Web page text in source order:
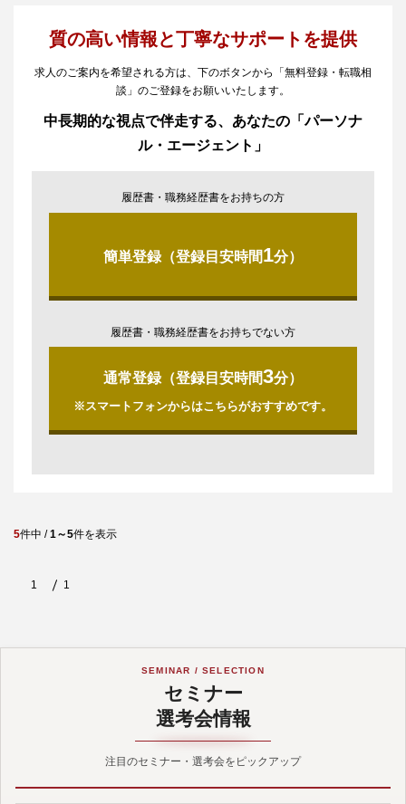
質の高い情報と丁寧なサポートを提供
求人のご案内を希望される方は、下のボタンから「無料登録・転職相
談」のご登録をお願いいたします。
中長期的な視点で伴走する、あなたの「パーソナ
ル・エージェント」
履歴書・職務経歴書をお持ちの方
簡単登録（登録目安時間1分）
履歴書・職務経歴書をお持ちでない方
通常登録（登録目安時間3分）
※スマートフォンからはこちらがおすすめです。
5件中 /1～5件を表示
1 1
SEMINAR / SELECTION
セミナー
選考会情報
注目のセミナー・選考会をピックアップ